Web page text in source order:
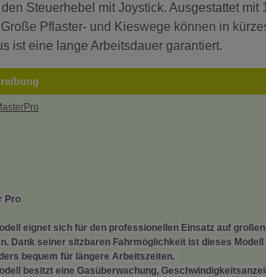
Steuerhebel mit Joystick. Ausgestattet mit
Pflaster- und Kieswege können in
ist eine lange Arbeitsdauer garantiert.
Pro
eignet sich für den professionellen Einsatz auf großen
Dank seiner sitzbaren Fahrmöglichkeit ist dieses Modell
bequem für längere Arbeitszeiten.
besitzt eine Gasüberwachung,